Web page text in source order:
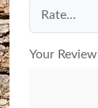
Your Review